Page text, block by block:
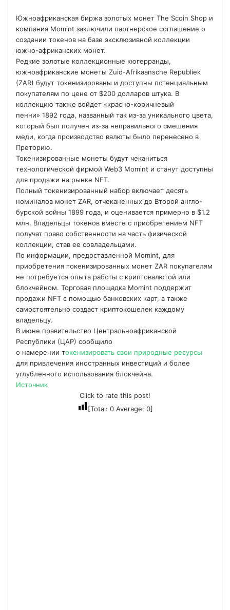
Южноафриканская биржа золотых монет The Scoin Shop и
компания Momint заключили партнерское соглашение о
создании токенов на базе эксклюзивной коллекции
южно-африканских монет.
Редкие золотые коллекционные кюгерранды,
южноафриканские монеты Zuid-Afrikaansche Republiek
(ZAR) будут токенизированы и доступны потенциальным
покупателям по цене от $200 долларов штука. В
коллекцию также войдет «красно-коричневый
пенни» 1892 года, названный так из-за уникального цвета,
который был получен из-за неправильного смешения
меди, когда производство валюты было перенесено в
Преторию.
Токенизированные монеты будут чеканиться
технологической фирмой Web3 Momint и станут доступны
для продажи на рынке NFT.
Полный токенизированный набор включает десять
номиналов монет ZAR, отчеканенных до Второй англо-
бурской войны 1899 года, и оценивается примерно в $1.2
млн. Владельцы токенов вместе с приобретением NFT
получат право собственности на часть физической
коллекции, став ее совладельцами.
По информации, предоставленной Momint, для
приобретения токенизированных монет ZAR покупателям
не потребуется опыта работы с криптовалютой или
блокчейном. Торговая площадка Momint поддержит
продажи NFT с помощью банковских карт, а также
самостоятельно создаст криптокошелек каждому
владельцу.
В июне правительство Центральноафриканской
Республики (ЦАР) сообщило
о намерении токенизировать свои природные ресурсы
для привлечения иностранных инвестиций и более
углубленного использования блокчейна.
Источник
Click to rate this post!
[Total: 0Average: 0]